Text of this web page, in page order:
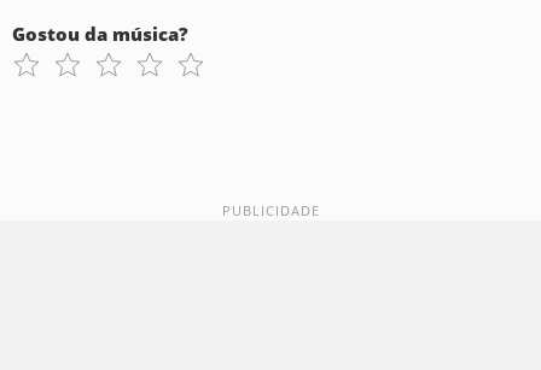
Gostou da música?